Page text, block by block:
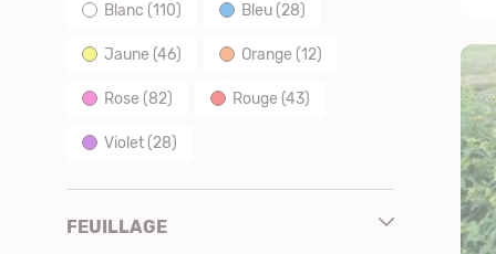
Blanc (110) Bleu (28)
Jaune (46) Orange (12)
Rose (82) Rouge (43)
Violet (28)
FEUILLAGE